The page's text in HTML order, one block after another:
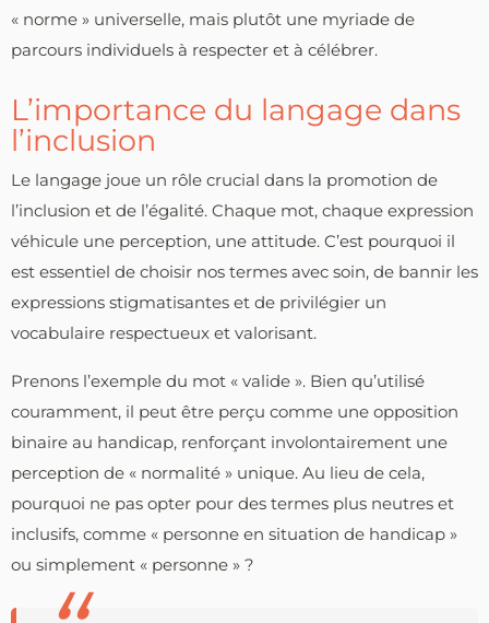
« norme » universelle, mais plutôt une myriade de
parcours individuels à respecter et à célébrer.
L’importance du langage dans
l’inclusion
Le langage joue un rôle crucial dans la promotion de
l’inclusion et de l’égalité. Chaque mot, chaque expression
véhicule une perception, une attitude. C’est pourquoi il
est essentiel de choisir nos termes avec soin, de bannir les
expressions stigmatisantes et de privilégier un
vocabulaire respectueux et valorisant.
Prenons l’exemple du mot « valide ». Bien qu’utilisé
couramment, il peut être perçu comme une opposition
binaire au handicap, renforçant involontairement une
perception de « normalité » unique. Au lieu de cela,
pourquoi ne pas opter pour des termes plus neutres et
inclusifs, comme « personne en situation de handicap »
ou simplement « personne » ?